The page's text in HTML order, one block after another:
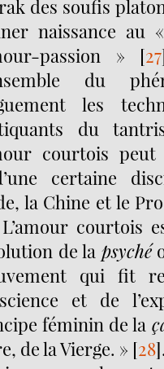
des soufis
naissance au
passion » [27
du
les
du
courtois
certaine
la Chine et le
courtois
de la psyché
qui fit
et de
féminin de la
de la Vierge. » [28].